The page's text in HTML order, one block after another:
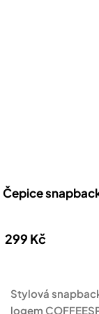
Čepice
299 Kč
Stylová
logem